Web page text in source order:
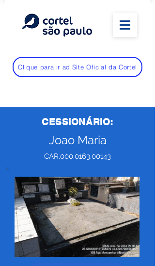
Clique para ir ao Site Oficial da Cortel
CESSIONÁRIO:
Joao Maria
CAR.000.0163.00143